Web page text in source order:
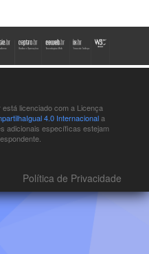
está licenciado com a Licença
4.0 Internacionala
adicionais específicas estejam
Política de Privacidade